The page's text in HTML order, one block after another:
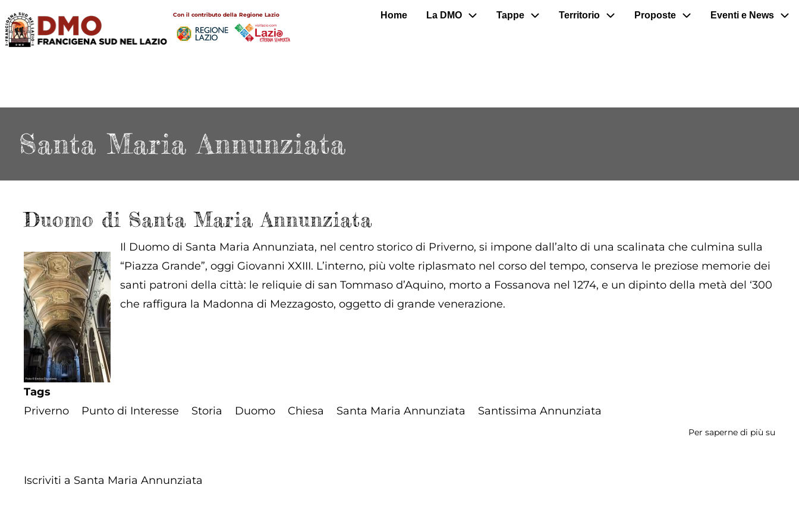
Salta
al
contenuto
Con il contributo della Regione Lazio
Main
navigation
Home La DMO Tappe Territorio Proposte Eventi e News
Santa Maria Annunziata
Duomo di Santa Maria Annunziata
Il Duomo di Santa Maria Annunziata, nel centro storico di Priverno, si impone dall’alto di una scalinata che culmina sulla
“Piazza Grande”, oggi Giovanni XXIII. L’interno, più volte riplasmato nel corso del tempo, conserva le preziose memorie dei
santi patroni della città: le reliquie di san Tommaso d’Aquino, morto a Fossanova nel 1274, e un dipinto della metà del ‘300
che raffigura la Madonna di Mezzagosto, oggetto di grande venerazione.
Tags
Priverno
Punto di Interesse Storia Duomo Chiesa Santa Maria Annunziata Santissima Annunziata
Per saperne di più su
Iscriviti a Santa Maria Annunziata